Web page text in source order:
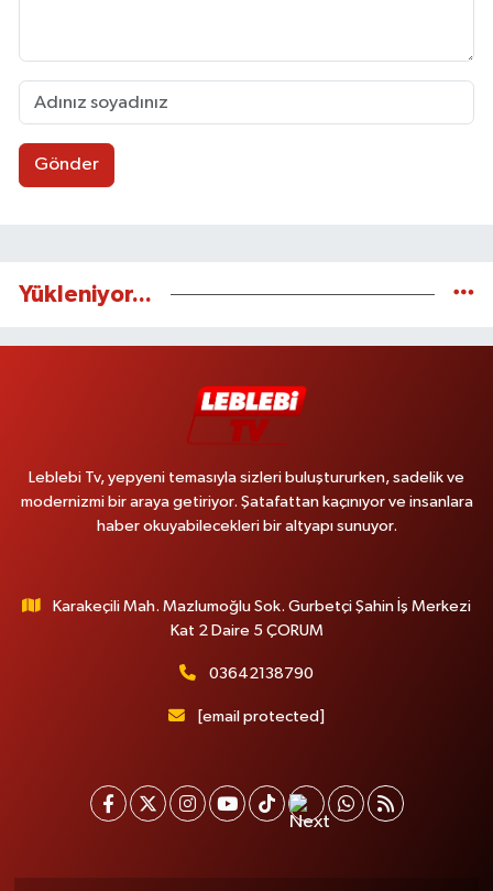
Gönder
Yükleniyor...
Leblebi Tv, yepyeni temasıyla sizleri buluştururken, sadelik ve
modernizmi bir araya getiriyor. Şatafattan kaçınıyor ve insanlara
haber okuyabilecekleri bir altyapı sunuyor.
Karakeçili Mah. Mazlumoğlu Sok. Gurbetçi Şahin İş Merkezi
Kat 2 Daire 5 ÇORUM
03642138790
[email protected]